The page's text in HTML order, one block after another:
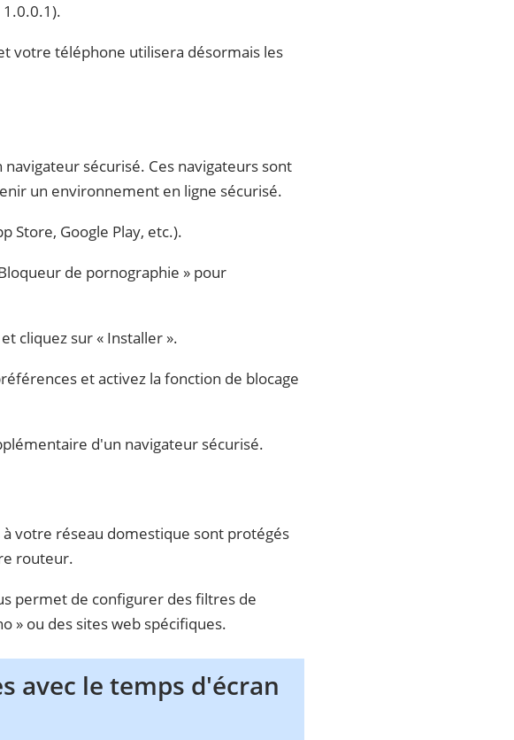
votre téléphone utilisera désormais les
sécurisé. Ces navigateurs sont
un environnement en ligne sécurisé.
Store, Google Play, etc.).
de pornographie » pour
cliquez sur « Installer ».
et activez la fonction de blocage
d'un navigateur sécurisé.
votre réseau domestique sont protégés
routeur.
permet de configurer des filtres de
» ou des sites web spécifiques.
avec le temps d'écran